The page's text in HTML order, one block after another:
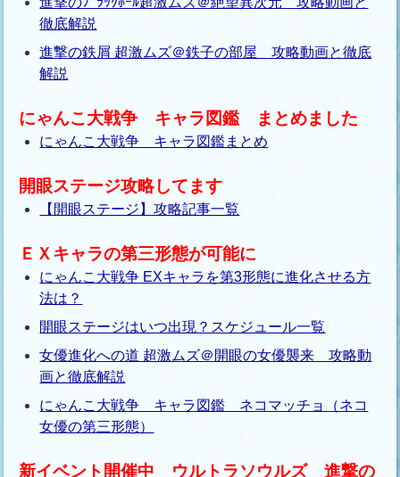
徹底解説
進撃の鉄屑 超激ムズ＠鉄子の部屋 攻略動画と徹底
解説
にゃんこ大戦争 キャラ図鑑 まとめました
にゃんこ大戦争 キャラ図鑑まとめ
開眼ステージ攻略してます
【開眼ステージ】攻略記事一覧
ＥＸキャラの第三形態が可能に
にゃんこ大戦争 EXキャラを第3形態に進化させる方
法は？
開眼ステージはいつ出現？スケジュール一覧
女優進化への道 超激ムズ＠開眼の女優襲来 攻略動
画と徹底解説
にゃんこ大戦争 キャラ図鑑 ネコマッチョ（ネコ
女優の第三形態）
新イベント開催中 ウルトラソウルズ 進撃の